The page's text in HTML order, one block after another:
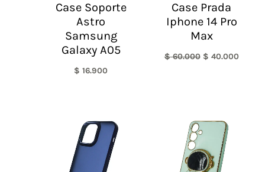
Case Soporte
Astro
Samsung
Galaxy A05
$ 16.900
Case Prada
Iphone 14 Pro
Max
$60.000 $ 40.000